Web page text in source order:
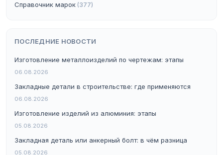
Справочник марок (377)
ПОСЛЕДНИЕ НОВОСТИ
Изготовление металлоизделий по чертежам: этапы
06.08.2026
Закладные детали в строительстве: где применяются
06.08.2026
Изготовление изделий из алюминия: этапы
05.08.2026
Закладная деталь или анкерный болт: в чём разница
05.08.2026